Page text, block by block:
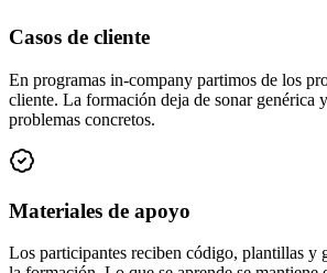
Casos de cliente
En programas in-company partimos de los
cliente. La formación deja de sonar genérica
problemas concretos.
Materiales de apoyo
Los participantes reciben código, plantillas y